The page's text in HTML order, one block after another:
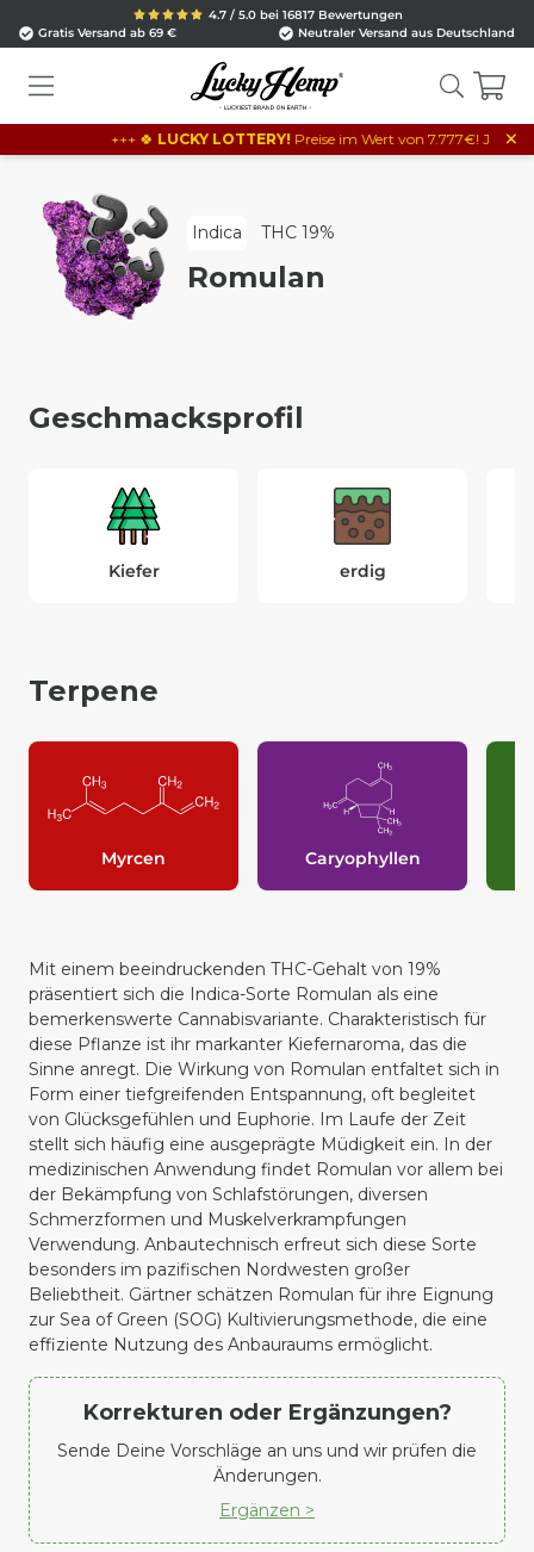
4.7 / 5.0 bei 16817 Bewertungen
Gratis Versand ab 69 €
Neutraler Versand aus Deutschland
+++ 🍀LUCKY LOTTERY!Preise im Wert von 7.777€! Je 10€ ×
Indica THC 19%
Romulan
Geschmacksprofil
Kiefer erdig
Terpene
Myrcen Caryophyllen
Mit einem beeindruckenden THC-Gehalt von 19%
präsentiert sich die
Indica-Sorte Romulan als eine
bemerkenswerte Cannabisvariante. Charakteristisch für
diese Pflanze ist ihr markanter Kiefernaroma, das die
Sinne anregt. Die Wirkung von Romulan entfaltet sich in
Form einer tiefgreifenden Entspannung, oft begleitet
von Glücksgefühlen und Euphorie. Im Laufe der Zeit
stellt sich häufig eine ausgeprägte Müdigkeit ein. In der
medizinischen Anwendung findet Romulan vor allem bei
der Bekämpfung von Schlafstörungen, diversen
Schmerzformen und Muskelverkrampfungen
Verwendung. Anbautechnisch erfreut sich diese Sorte
besonders im pazifischen Nordwesten großer
Beliebtheit. Gärtner schätzen Romulan für ihre Eignung
zur Sea of Green (SOG) Kultivierungsmethode, die eine
effiziente Nutzung des Anbauraums ermöglicht.
Korrekturen oder Ergänzungen?
Sende Deine Vorschläge an uns und wir prüfen die
Änderungen.
Ergänzen >